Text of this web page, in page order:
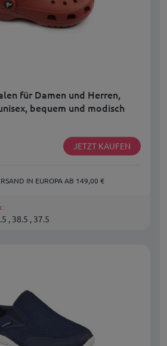
für Damen und Herren,
bequem und modisch
JETZT KAUFEN
IN EUROPA AB 149,00 €
, 38.5 , 37.5